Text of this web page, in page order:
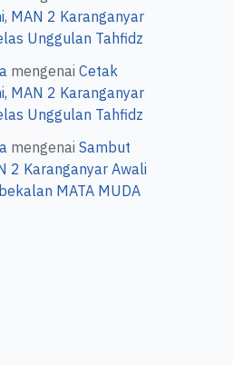
MAN 2 Karanganyar
Unggulan Tahfidz
mengenai Cetak
MAN 2 Karanganyar
Unggulan Tahfidz
mengenai Sambut
2 Karanganyar Awali
MATA MUDA